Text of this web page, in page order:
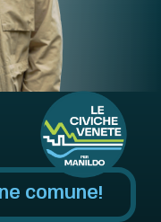
comune!